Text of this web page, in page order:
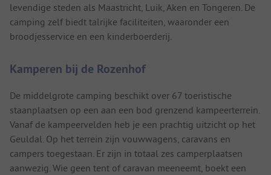
levendige steden als Maastricht, Luik, Aken en Tongeren. De
camping zelf biedt talrijke faciliteiten, waaronder een
broodjesservice en een kinderboerderij.
Kamperen bij de Rozenhof
De middelgrote camping beschikt over 67 toeristische
staanplaatsen op een aan een bod grenzend kampeerterrein.
Vanaf de kampeervelden heb je een prachtig uitzicht op het
Geuldal. Op het terrein zijn vouwwagens, caravans en
campers toegestaan. Er zijn in totaal zes camperplaatsen
aanwezig. Wie geen tent of caravan meeneemt, boekt een